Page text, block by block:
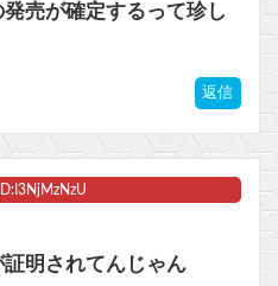
売が確定するって珍し
返信
明されてんじゃん